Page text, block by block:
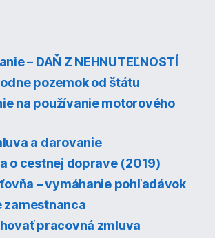
– DAŇ Z NEHNUTEĽNOSTÍ
pozemok od štátu
na používanie motorového
a darovanie
o cestnej doprave (2019)
– vymáhanie pohľadávok
zamestnanca
pracovná zmluva